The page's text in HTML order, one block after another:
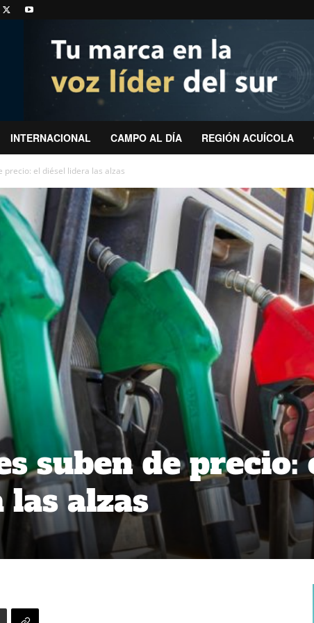
INTERNACIONAL CAMPO AL DÍA REGIÓN ACUÍCOLA
precio: el diésel lidera las alzas
suben de precio:
alzas